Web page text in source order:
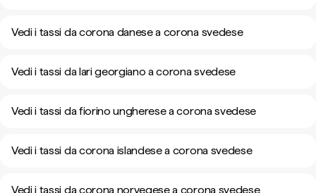
Vedi i tassi da corona danese a corona svedese
Vedi i tassi da lari georgiano a corona svedese
Vedi i tassi da fiorino ungherese a corona svedese
Vedi i tassi da corona islandese a corona svedese
Vedi i tassi da corona norvegese a corona svedese